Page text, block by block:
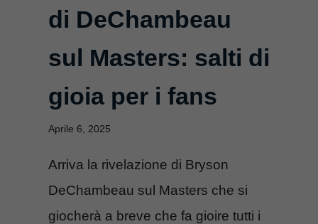
di DeChambeau
sul Masters: salti di
gioia per i fans
Aprile 6, 2025
Arriva la rivelazione di Bryson
DeChambeau sul Masters che si
giocherà a breve che fa gioire tutti i